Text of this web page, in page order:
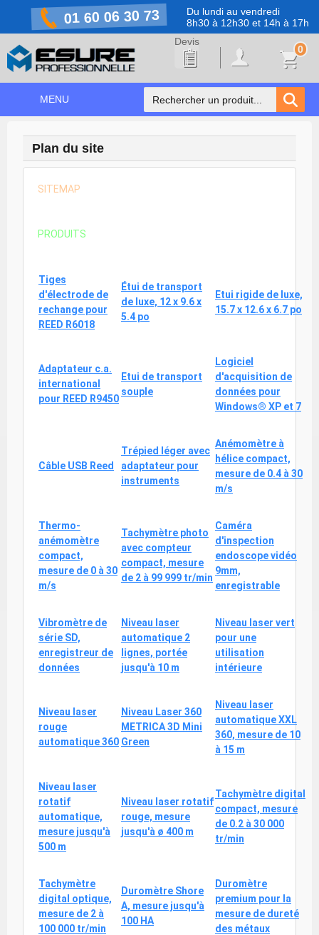
01 60 06 30 73
Du lundi au vendredi
8h30 à 12h30 et 14h à 17h
0
MENU
NOS PRODUITS
NOS MARQUES
CONTACT
Plan du site
SITEMAP
PRODUITS
Tiges
d'électrode de
rechange pour
REED R6018
Étui de transport
de luxe, 12 x 9.6 x
5.4 po
Etui rigide de luxe,
15.7 x 12.6 x 6.7 po
Adaptateur c.a.
international
pour REED R9450
Etui de transport
souple
Logiciel
d'acquisition de
données pour
Windows® XP et 7
Câble USB Reed
Trépied léger avec
adaptateur pour
instruments
Anémomètre à
hélice compact,
mesure de 0.4 à 30
m/s
Thermo-
anémomètre
compact,
mesure de 0 à 30
m/s
Tachymètre photo
avec compteur
compact, mesure
de 2 à 99 999 tr/min
Caméra
d'inspection
endoscope vidéo
9mm,
enregistrable
Vibromètre de
série SD,
enregistreur de
données
Niveau laser
automatique 2
lignes, portée
jusqu'à 10 m
Niveau laser vert
pour une
utilisation
intérieure
Niveau laser
rouge
automatique 360
Niveau Laser 360
METRICA 3D Mini
Green
Niveau laser
automatique XXL
360, mesure de 10
à 15 m
Niveau laser
rotatif
automatique,
mesure jusqu'à
500 m
Niveau laser rotatif
rouge, mesure
jusqu'à ø 400 m
Tachymètre digital
compact, mesure
de 0.2 à 30 000
tr/min
Tachymètre
digital optique,
mesure de 2 à
100 000 tr/min
Duromètre Shore
A, mesure jusqu'à
100 HA
Duromètre
premium pour la
mesure de dureté
des métaux